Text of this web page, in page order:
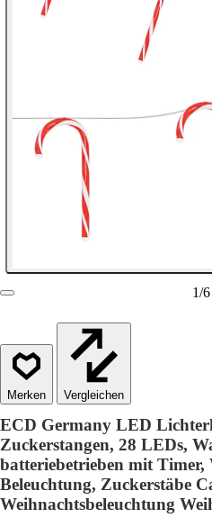
1/6
Vergleichen
ECD Germany LED
Zuckerstangen, 28 LEDs,
batteriebetrieben mit Timer,
Beleuchtung, Zuckerstäbe
Weihnachtsbeleuchtung